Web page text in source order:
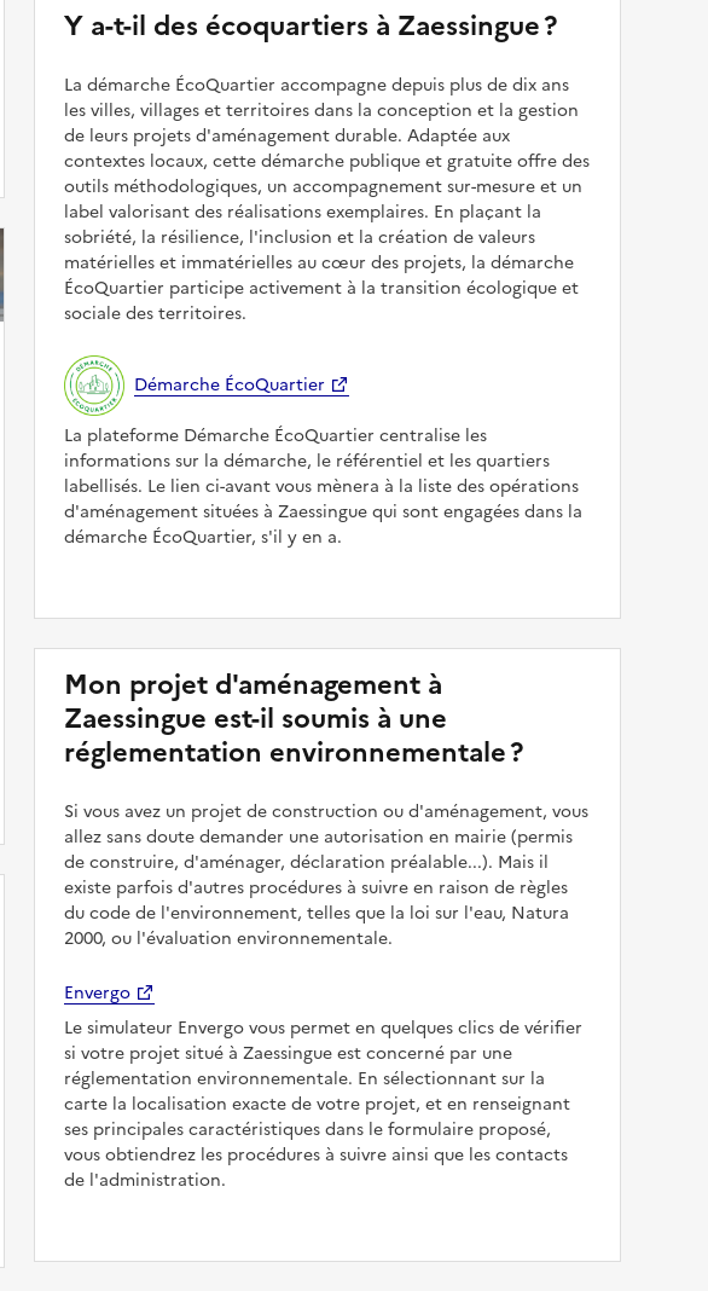
Y a-t-il des écoquartiers à Zaessingue ?
La démarche ÉcoQuartier accompagne depuis plus de dix ans
les villes, villages et territoires dans la conception et la gestion
de leurs projets d'aménagement durable. Adaptée aux
contextes locaux, cette démarche publique et gratuite offre des
outils méthodologiques, un accompagnement sur-mesure et un
label valorisant des réalisations exemplaires. En plaçant la
sobriété, la résilience, l'inclusion et la création de valeurs
matérielles et immatérielles au cœur des projets, la démarche
ÉcoQuartier participe activement à la transition écologique et
sociale des territoires.
Démarche ÉcoQuartier
La plateforme Démarche ÉcoQuartier centralise les
informations sur la démarche, le référentiel et les quartiers
labellisés. Le lien ci-avant vous mènera à la liste des opérations
d'aménagement situées à Zaessingue qui sont engagées dans la
démarche ÉcoQuartier, s'il y en a.
Mon projet d'aménagement à
Zaessingue est-il soumis à une
réglementation environnementale ?
Si vous avez un projet de construction ou d'aménagement, vous
allez sans doute demander une autorisation en mairie (permis
de construire, d'aménager, déclaration préalable...). Mais il
existe parfois d'autres procédures à suivre en raison de règles
du code de l'environnement, telles que la loi sur l'eau, Natura
2000, ou l'évaluation environnementale.
Envergo
Le simulateur Envergo vous permet en quelques clics de vérifier
si votre projet situé à Zaessingue est concerné par une
réglementation environnementale. En sélectionnant sur la
carte la localisation exacte de votre projet, et en renseignant
ses principales caractéristiques dans le formulaire proposé,
vous obtiendrez les procédures à suivre ainsi que les contacts
de l'administration.